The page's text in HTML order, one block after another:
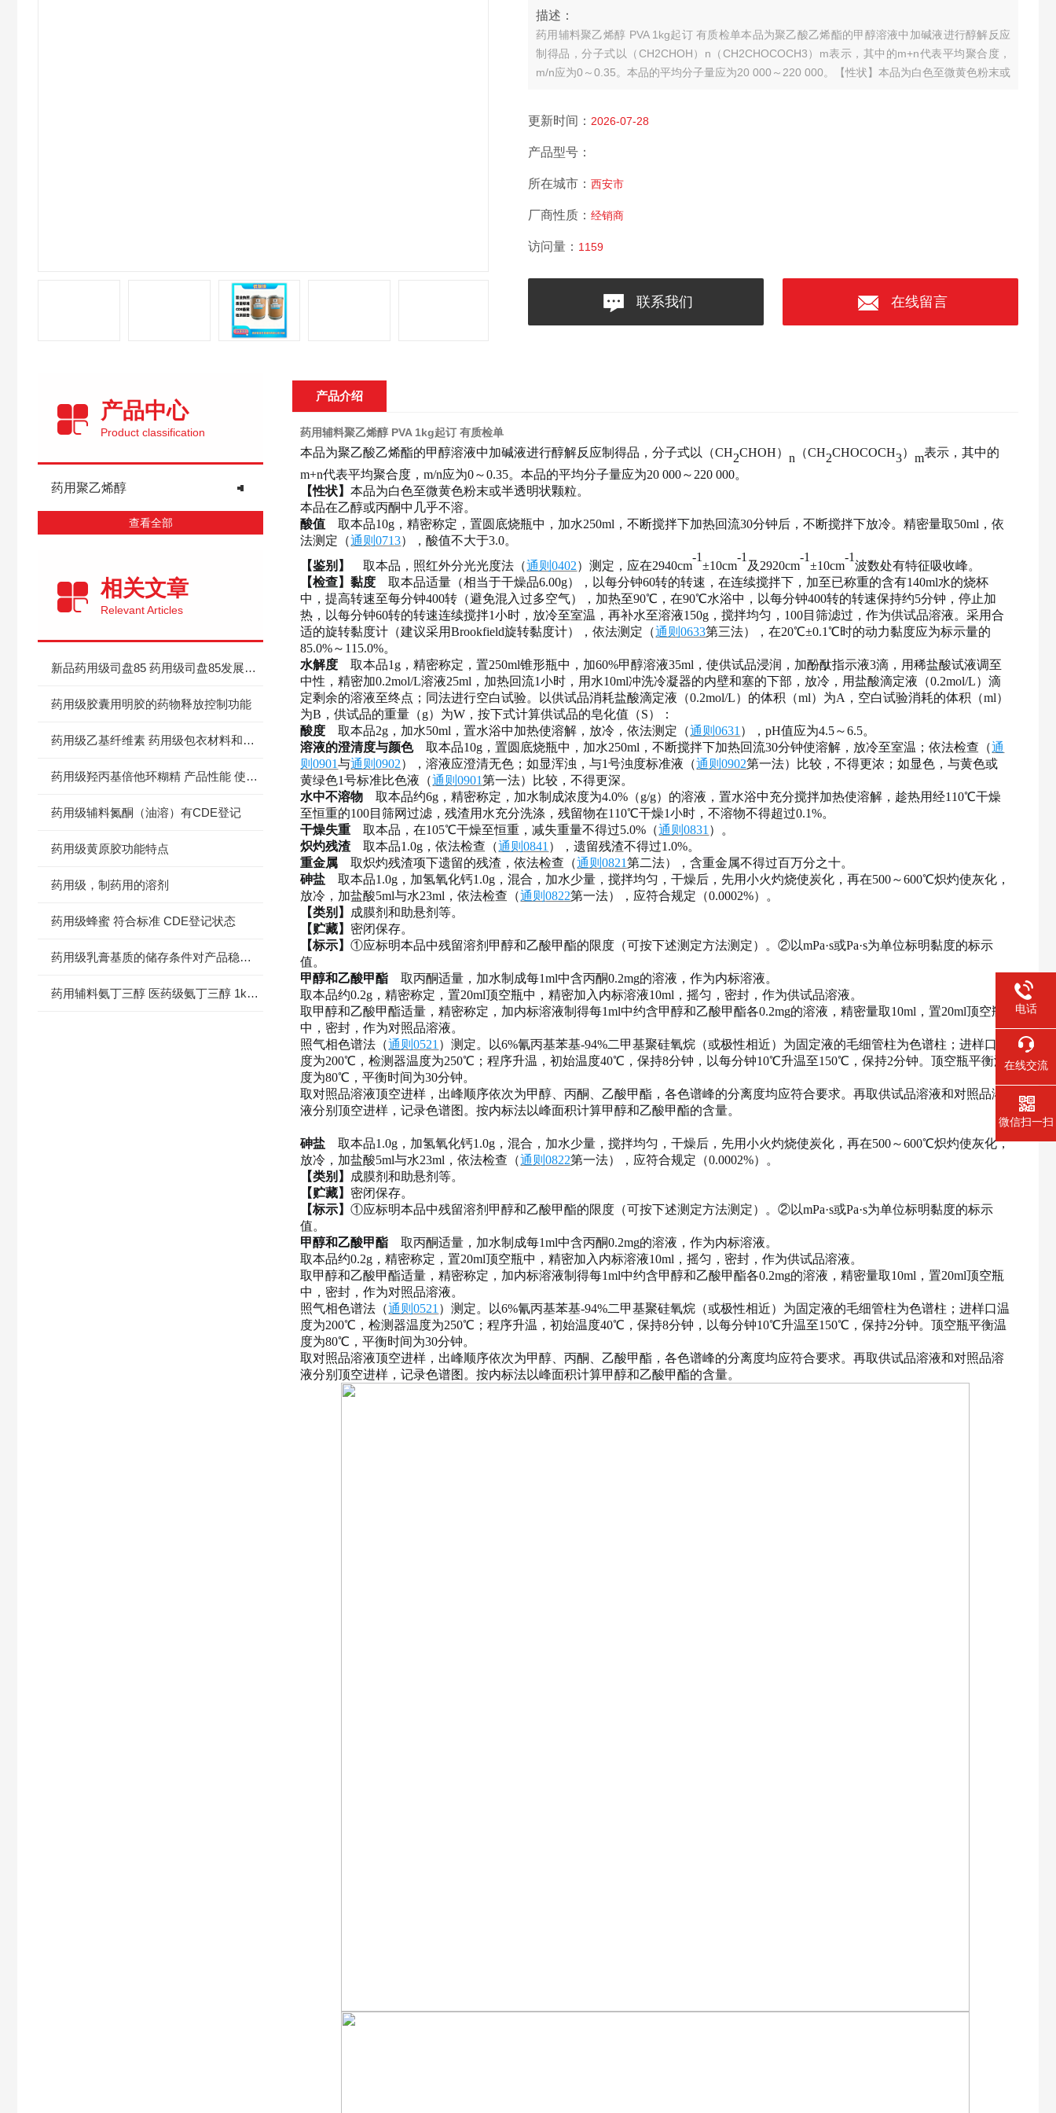
描述：
药用辅料聚乙烯醇 PVA 1kg起订 有质检单本品为聚乙酸乙烯酯的甲醇溶液中加碱液进行醇解反应
制得品，分子式以（CH2CHOH）n（CH2CHOCOCH3）m表示，其中的m+n代表平均聚合度，
m/n应为0～0.35。本品的平均分子量应为20 000～220 000。
【性状】本品为白色至微黄色粉末或
更新时间： 2026-07-28
产品型号：
所在城市： 西安市
厂商性质： 经销商
访问量： 1159
联系我们 在线留言
产品中心
Product classification
药用聚乙烯醇
查看全部
相关文章
Relevant Articles
新品药用级司盘85 药用级司盘85发展行情
药用级胶囊用明胶的药物释放控制功能
药用级乙基纤维素 药用级包衣材料和释放阻滞剂
药用级羟丙基倍他环糊精 产品性能 使用范围
药用级辅料氮酮（油溶）有CDE登记
药用级黄原胶功能特点
药用级，制药用的溶剂
药用级蜂蜜 符合标准 CDE登记状态
药用级乳膏基质的储存条件对产品稳定性的影响
药用辅料氨丁三醇 医药级氨丁三醇 1kg/袋 有备案登记号
产品介绍
药用辅料聚乙烯醇 PVA 1kg起订 有质检单
本品为聚乙酸乙烯酯的甲醇溶液中加碱液进行醇解反应制得品，分子式以（CH2CHOH） n （CH2CHOCOCH3） m表示，其中的
m+n代表平均聚合度，m/n应为0～0.35。本品的平均分子量应为20 000～220 000。
【性状】本品为白色至微黄色粉末或半透明状颗粒。
本品在乙醇或丙酮中几乎不溶。
酸值 取本品10g，精密称定，置圆底烧瓶中，加水250ml，不断搅拌下加热回流30分钟后，不断搅拌下放冷。精密量取50ml，依
法测定（通则0713），酸值不大于3.0。
【鉴别】
取本品，照红外分光光度法（通则0402）测定，应在2940cm
-1
±10cm
-1
及 2920cm
-1
±10cm
-1
波数处有特征吸收峰。
【检查】黏度 取本品适量（相当于干燥品6.00g），以每分钟60转的转速，在连续搅拌下，加至已称重的含有140ml水的烧杯
中，提高转速至每分钟400转（避免混入过多空气），加热至90℃，在90℃水浴中，以每分钟400转的转速保持约5分钟，停止加
热，以每分钟60转的转速连续搅拌1小时，放冷至室温，再补水至溶液150g，搅拌均匀，100目筛滤过，作为供试品溶液。采用合
适的旋转黏度计（建议采用Brookfield旋转黏度计），依法测定（通则0633第三法），在20℃±0.1℃时的动力黏度应为标示量的
85.0%～115.0%。
水解度 取本品1g，精密称定，置250ml锥形瓶中，加60%甲醇溶液35ml，使供试品浸润，加酚酞指示液3滴，用稀盐酸试液调至
中性，精密加0.2mol/L溶液25ml，加热回流1小时，用水10ml冲洗冷凝器的内壁和塞的下部，放冷，用盐酸滴定液（0.2mol/L）滴
定剩余的溶液至终点；同法进行空白试验。以供试品消耗盐酸滴定液（0.2mol/L）的体积（ml）为A，空白试验消耗的体积（ml）
为B，供试品的重量（g）为W，按下式计算供试品的皂化值（S）：
酸度 取本品2g，加水50ml，置水浴中加热使溶解，放冷，依法测定（通则0631 ），pH值应为4.5～6.5。
溶液的澄清度与颜色取本品10g，置圆底烧瓶中，加水250ml，不断搅拌下加热回流30分钟使溶解，放冷至室温；依法检查（通
则0901与通则0902），溶液应澄清无色；如显浑浊，与1号浊度标准液（通则0902第一法）比较，不得更浓；如显色，与黄色或
黄绿色1号标准比色液（通则0901第一法）比较，不得更深。
水中不溶物 取本品约6g，精密称定，加水制成浓度为4.0%（g/g）的溶液，置水浴中充分搅拌加热使溶解，趁热用经110℃干燥
至恒重的100目筛网过滤，残渣用水充分洗涤，残留物在110℃干燥1小时，不溶物不得超过0.1%。
干燥失重 取本品，在105℃干燥至恒重，减失重量不得过5.0%（通则0831 ）。
炽灼残渣 取本品1.0g，依法检查（通则0841 ），遗留残渣不得过1.0%。
重金属 取炽灼残渣项下遗留的残渣，依法检查（通则0821第二法），含重金属不得过百万分之十。
砷盐 取本品1.0g，加氢氧化钙1.0g，混合，加水少量，搅拌均匀，干燥后，先用小火灼烧使炭化，再在500～600℃炽灼使灰化，
放冷，加盐酸5ml与水23ml，依法检查（通则0822第一法），应符合规定（0.0002%）。
【类别】 成膜剂和助悬剂等。
【贮藏】 密闭保存。
【标示】①应标明本品中残留溶剂甲醇和乙酸甲酯的限度（可按下述测定方法测定）。②以mPa·s或Pa·s为单位标明黏度的标示
值。
甲醇和乙酸甲酯 取丙酮适量，加水制成每1ml中含丙酮0.2mg的溶液，作为内标溶液。
取本品约0.2g，精密称定，置20ml顶空瓶中，精密加入内标溶液10ml，摇匀，密封，作为供试品溶液。
取甲醇和乙酸甲酯适量，精密称定，加内标溶液制得每1ml中约含甲醇和乙酸甲酯各0.2mg的溶液，精密量取10ml，置20ml顶空瓶
中，密封，作为对照品溶液。
照气相色谱法（通则0521 ）测定。以6%氰丙基苯基-94%二甲基聚硅氧烷（或极性相近）为固定液的毛细管柱为色谱柱；进样口温
度为200℃，检测器温度为250℃；程序升温，初始温度40℃，保持8分钟，以每分钟10℃升温至150℃，保持2分钟。顶空瓶平衡温
度为80℃，平衡时间为30分钟。
取对照品溶液顶空进样，出峰顺序依次为甲醇、丙酮、乙酸甲酯，各色谱峰的分离度均应符合要求。再取供试品溶液和对照品溶
液分别顶空进样，记录色谱图。按内标法以峰面积计算甲醇和乙酸甲酯的含量。
砷盐 取本品1.0g，加氢氧化钙1.0g，混合，加水少量，搅拌均匀，干燥后，先用小火灼烧使炭化，再在500～600℃炽灼使灰化，
放冷，加盐酸5ml与水23ml，依法检查（通则0822第一法），应符合规定（0.0002%）。
【类别】 成膜剂和助悬剂等。
【贮藏】 密闭保存。
【标示】①应标明本品中残留溶剂甲醇和乙酸甲酯的限度（可按下述测定方法测定）。②以mPa·s或Pa·s为单位标明黏度的标示
值。
甲醇和乙酸甲酯 取丙酮适量，加水制成每1ml中含丙酮0.2mg的溶液，作为内标溶液。
取本品约0.2g，精密称定，置20ml顶空瓶中，精密加入内标溶液10ml，摇匀，密封，作为供试品溶液。
取甲醇和乙酸甲酯适量，精密称定，加内标溶液制得每1ml中约含甲醇和乙酸甲酯各0.2mg的溶液，精密量取10ml，置20ml顶空瓶
中，密封，作为对照品溶液。
照气相色谱法（通则0521 ）测定。以6%氰丙基苯基-94%二甲基聚硅氧烷（或极性相近）为固定液的毛细管柱为色谱柱；进样口温
度为200℃，检测器温度为250℃；程序升温，初始温度40℃，保持8分钟，以每分钟10℃升温至150℃，保持2分钟。顶空瓶平衡温
度为80℃，平衡时间为30分钟。
取对照品溶液顶空进样，出峰顺序依次为甲醇、丙酮、乙酸甲酯，各色谱峰的分离度均应符合要求。再取供试品溶液和对照品溶
液分别顶空进样，记录色谱图。按内标法以峰面积计算甲醇和乙酸甲酯的含量。
电话
在线交流
微信扫一扫